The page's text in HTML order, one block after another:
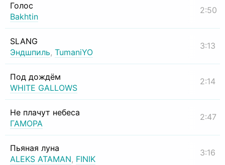
Голос
Bakhtin
2:50
SLANG
Эндшпиль, TumaniYO
3:13
Под дождём
WHITE GALLOWS
2:14
Не плачут небеса
ГАМОРА
2:47
Пьяная луна
ALEKS ATAMAN, FINIK
3:16